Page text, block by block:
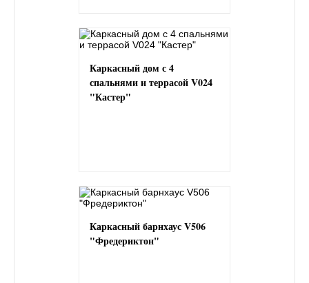
Каркасный дом с 4
спальнями и террасой V024
"Кастер"
Каркасный барнхаус V506
"Фредериктон"